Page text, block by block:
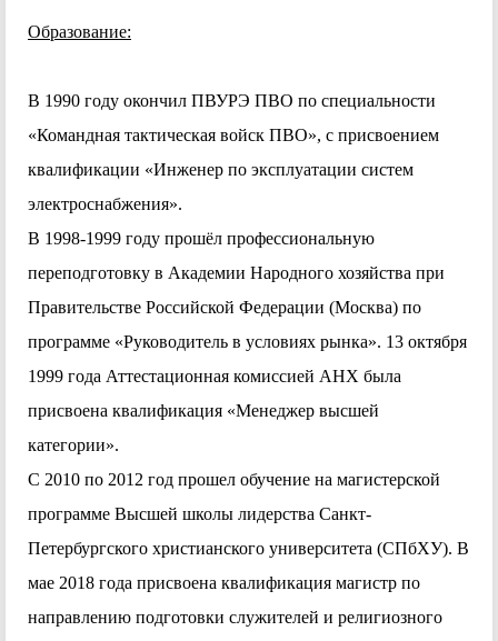
Образование:
В 1990 году окончил ПВУРЭ ПВО по специальности
«Командная тактическая войск ПВО», с присвоением
квалификации «Инженер по эксплуатации систем
электроснабжения».
В 1998-1999 году прошёл профессиональную
переподготовку в Академии Народного хозяйства при
Правительстве Российской Федерации (Москва) по
программе «Руководитель в условиях рынка». 13 октября
1999 года Аттестационная комиссией АНХ была
присвоена квалификация «Менеджер высшей
категории».
С 2010 по 2012 год прошел обучение на магистерской
программе Высшей школы лидерства Санкт-
Петербургского христианского университета (СПбХУ). В
мае 2018 года присвоена квалификация магистр по
направлению подготовки служителей и религиозного